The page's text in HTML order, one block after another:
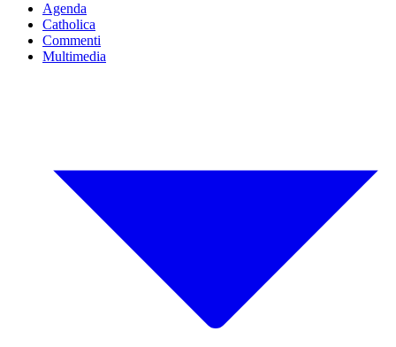
Agenda
Catholica
Commenti
Multimedia